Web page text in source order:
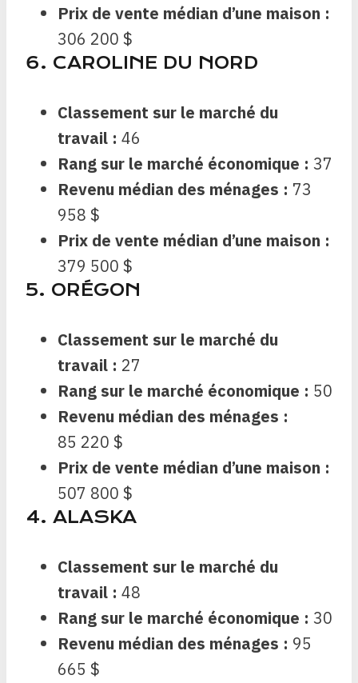
Prix ​​de vente médian d’une maison :
306 200 $
6. CAROLINE DU NORD
Classement sur le marché du
travail : 46
Rang sur le marché économique : 37
Revenu médian des ménages : 73
958 $
Prix ​​de vente médian d’une maison :
379 500 $
5. ORÉGON
Classement sur le marché du
travail : 27
Rang sur le marché économique : 50
Revenu médian des ménages :
85 220 $
Prix ​​de vente médian d’une maison :
507 800 $
4. ALASKA
Classement sur le marché du
travail : 48
Rang sur le marché économique : 30
Revenu médian des ménages : 95
665 $